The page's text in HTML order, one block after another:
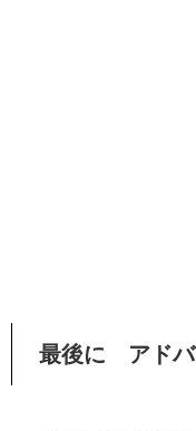
最後に アドバ